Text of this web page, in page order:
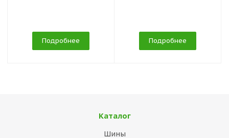
Подробнее Подробнее
Каталог
Шины